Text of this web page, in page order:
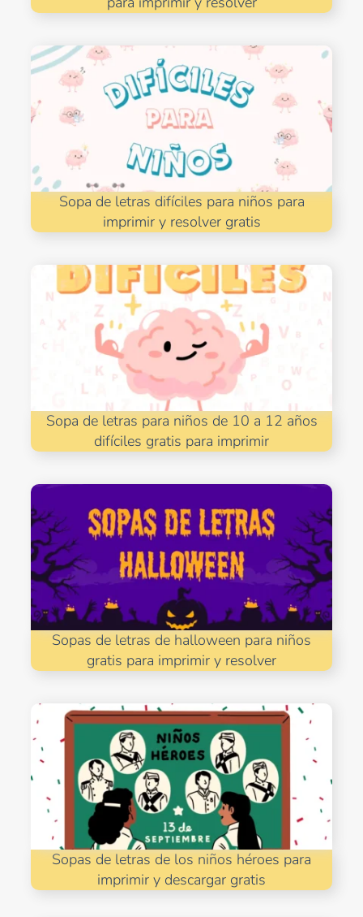
Sopa de letras difíciles para niños para
imprimir y resolver gratis
Sopa de letras para niños de 10 a 12 años
difíciles gratis para imprimir
Sopas de letras de halloween para niños
gratis para imprimir y resolver
Sopas de letras de los niños héroes para
imprimir y descargar gratis